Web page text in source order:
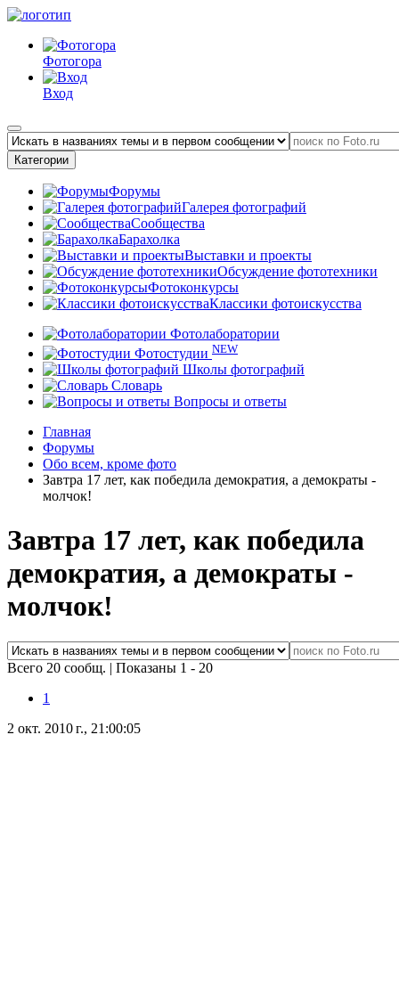
Фотогора
Вход
Категории
Форумы
Галерея фотографий
Сообщества
Барахолка
Выставки и проекты
Обсуждение фототехники
Фотоконкурсы
Классики фотоискусства
Фотолаборатории
Фотостудии NEW
Школы фотографий
Словарь
Вопросы и ответы
Главная
Форумы
Обо всем, кроме фото
Завтра 17 лет, как победила демократия, а демократы -
молчок!
Завтра 17 лет, как победила
демократия, а демократы -
молчок!
Всего 20 сообщ. | Показаны 1 - 20
1
2 окт. 2010 г., 21:00:05